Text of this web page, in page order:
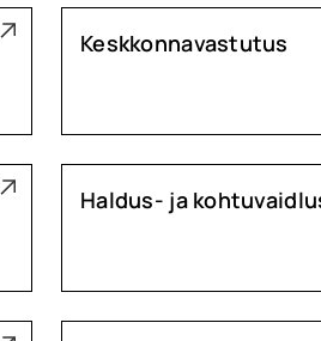
Keskkonnavastutus
Haldus- ja